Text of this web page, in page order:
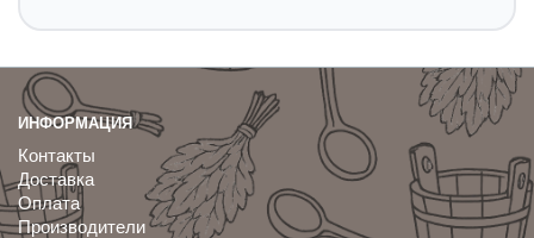
ИНФОРМАЦИЯ
Контакты
Доставка
Оплата
Производители